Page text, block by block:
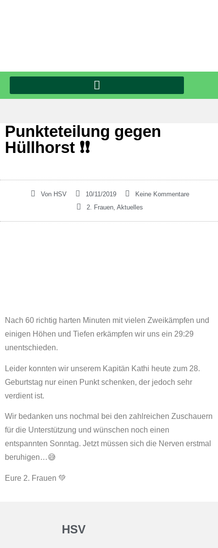
Punkteteilung gegen
Hüllhorst ❗❗
VonHSV 10/11/2019
Keine Kommentare
2. Frauen Aktuelles
Nach 60 richtig harten Minuten mit vielen Zweikämpfen und
einigen Höhen und Tiefen erkämpfen wir uns ein 29:29
unentschieden.
Leider konnten wir unserem Kapitän Kathi heute zum 28.
Geburtstag nur einen Punkt schenken, der jedoch sehr
verdient ist.
Wir bedanken uns nochmal bei den zahlreichen Zuschauern
für die Unterstützung und wünschen noch einen
entspannten Sonntag. Jetzt müssen sich die Nerven erstmal
beruhigen…😅
Eure 2. Frauen 💚
HSV